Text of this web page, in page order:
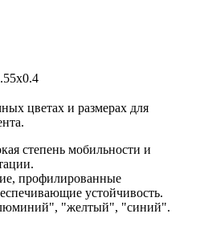
цветах и размерах для
степень мобильности и
профилированные
устойчивость.
"желтый", "синий".